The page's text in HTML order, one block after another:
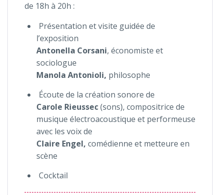
de 18h à 20h :
Présentation et visite guidée de
l’exposition
Antonella Corsani, économiste et
sociologue
Manola Antonioli, philosophe
Écoute de la création sonore de
Carole Rieussec(sons), compositrice de
musique électroacoustique et performeuse
avec les voix de
Claire Engel, comédienne et metteure en
scène
Cocktail